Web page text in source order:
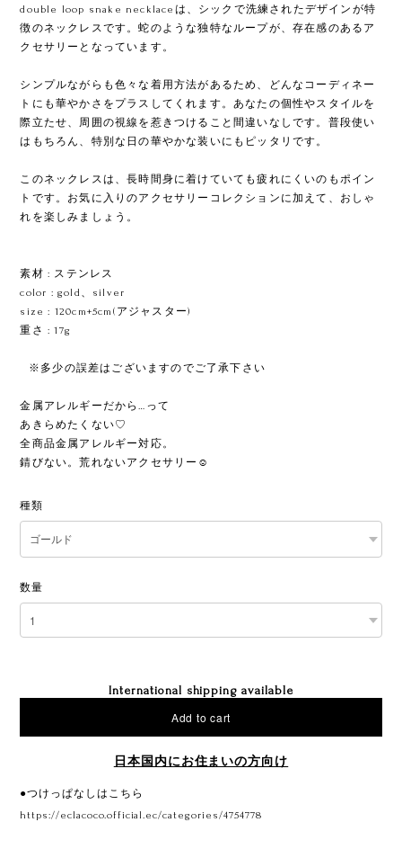
double loop snake necklaceは、シックで洗練されたデザインが特
徴のネックレスです。蛇のような独特なループが、存在感のあるア
クセサリーとなっています。
シンプルながらも色々な着用方法があるため、どんなコーディネー
トにも華やかさをプラスしてくれます。あなたの個性やスタイルを
際立たせ、周囲の視線を惹きつけること間違いなしです。普段使い
はもちろん、特別な日の華やかな装いにもピッタリです。
このネックレスは、長時間身に着けていても疲れにくいのもポイン
トです。お気に入りのアクセサリーコレクションに加えて、おしゃ
れを楽しみましょう。
素材 : ステンレス
color : gold、silver
size : 120cm+5cm(アジャスター)
重さ : 17g
ㅤㅤㅤㅤㅤㅤㅤㅤ※多少の誤差はございますのでご了承下さい
金属アレルギーだから…って
あきらめたくない♡
全商品金属アレルギー対応。
錆びない。荒れないアクセサリー☺︎
種類
数量
International shipping available
Add to cart
日本国内にお住まいの方向け
●つけっぱなしはこちら
https://eclacoco.official.ec/categories/4754778